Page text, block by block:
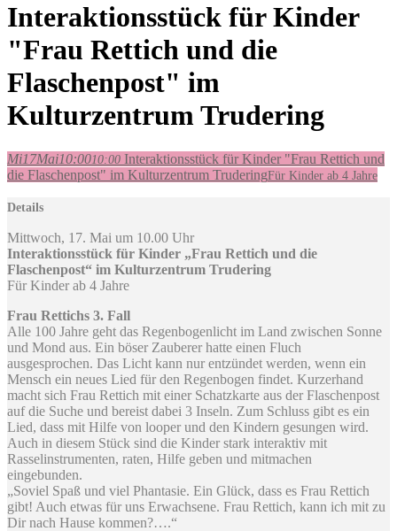
Interaktionsstück für Kinder
"Frau Rettich und die
Flaschenpost" im
Kulturzentrum Trudering
Mi17Mai10:0010:00 Interaktionsstück für Kinder "Frau Rettich und
die Flaschenpost" im Kulturzentrum TruderingFür Kinder ab 4 Jahre
Details
Mittwoch, 17. Mai um 10.00 Uhr
Interaktionsstück für Kinder „Frau Rettich und die
Flaschenpost“ im Kulturzentrum Trudering
Für Kinder ab 4 Jahre
Frau Rettichs 3. Fall
Alle 100 Jahre geht das Regenbogenlicht im Land zwischen Sonne
und Mond aus. Ein böser Zauberer hatte einen Fluch
ausgesprochen. Das Licht kann nur entzündet werden, wenn ein
Mensch ein neues Lied für den Regenbogen findet. Kurzerhand
macht sich Frau Rettich mit einer Schatzkarte aus der Flaschenpost
auf die Suche und bereist dabei 3 Inseln. Zum Schluss gibt es ein
Lied, dass mit Hilfe von looper und den Kindern gesungen wird.
Auch in diesem Stück sind die Kinder stark interaktiv mit
Rasselinstrumenten, raten, Hilfe geben und mitmachen
eingebunden.
„Soviel Spaß und viel Phantasie. Ein Glück, dass es Frau Rettich
gibt! Auch etwas für uns Erwachsene. Frau Rettich, kann ich mit zu
Dir nach Hause kommen?….“